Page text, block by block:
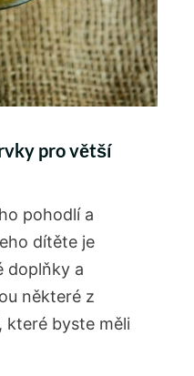
pro ​větší⁤
pohodlí a
dítěte je
doplňky a
některé z
byste‍ měli